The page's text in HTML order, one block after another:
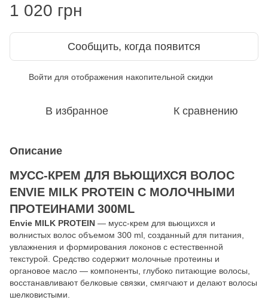
1 020 грн
Сообщить, когда появится
Войти для отображения накопительной скидки
В избранное К сравнению
Описание
МУСС-КРЕМ ДЛЯ ВЬЮЩИХСЯ ВОЛОС
ENVIE MILK PROTEIN С МОЛОЧНЫМИ
ПРОТЕИНАМИ 300ML
Envie MILK PROTEIN — мусс-крем для вьющихся и
волнистых волос объемом 300 ml, созданный для питания,
увлажнения и формирования локонов с естественной
текстурой. Средство содержит молочные протеины и
органовое масло — компоненты, глубоко питающие волосы,
восстанавливают белковые связки, смягчают и делают волосы
шелковистыми.